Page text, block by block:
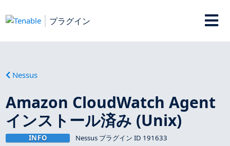
プラグイン
Nessus
Amazon CloudWatch Agent
インストール済み (Unix)
INFO Nessus プラグイン ID 191633